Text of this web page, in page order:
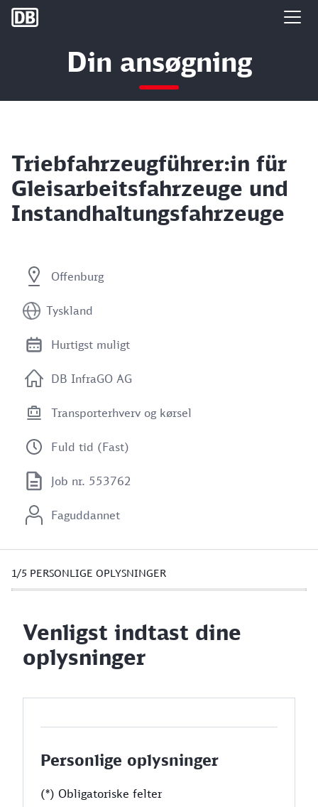
DB Group
Din ansøgning
Triebfahrzeugführer:in für
Gleisarbeitsfahrzeuge und
Instandhaltungsfahrzeuge
Offenburg
Tyskland
Hurtigst muligt
DB InfraGO AG
Transporterhverv og kørsel
Fuld tid (Fast)
Job nr. 553762
Faguddannet
1/5 PERSONLIGE OPLYSNINGER
Venligst indtast dine
oplysninger
Personlige oplysninger
(*) Obligatoriske felter